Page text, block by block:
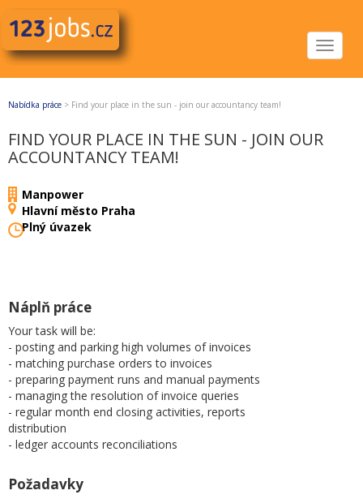
Toggle
Nabídka práce > Find your place in the sun - join our accountancy team!
FIND YOUR PLACE IN THE SUN - JOIN OUR
ACCOUNTANCY TEAM!
Manpower
Hlavní město Praha
Plný úvazek
Náplň práce
Your task will be:
- posting and parking high volumes of invoices
- matching purchase orders to invoices
- preparing payment runs and manual payments
- managing the resolution of invoice queries
- regular month end closing activities, reports
distribution
- ledger accounts reconciliations
Požadavky